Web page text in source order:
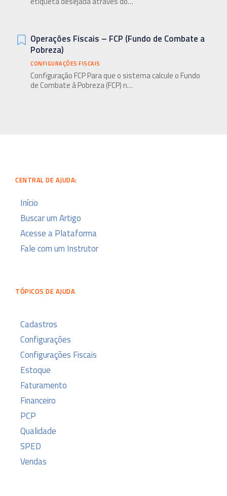
Operações Fiscais – FCP (Fundo de Combate a
Pobreza)
CONFIGURAÇÕES FISCAIS
Configuração FCP Para que o sistema calcule o Fundo
de Combate à Pobreza (FCP) n…
CENTRAL DE AJUDA:
Início
Buscar um Artigo
Acesse a Plataforma
Fale com um Instrutor
TÓPICOS DE AJUDA
Cadastros
Configurações
Configurações Fiscais
Estoque
Faturamento
Financeiro
PCP
Qualidade
SPED
Vendas